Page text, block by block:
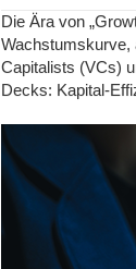
Hier gibt's eine
herunterladen kannst
einzutragen.
Umsatzplan:
eingetragen.
betrieblichen
Kostenplan:
Die Ära von
Wachstumskurve,
Capitalists (VCs)
Decks: Kapital-